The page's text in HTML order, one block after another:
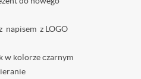
napisem z LOGO
w kolorze czarnym